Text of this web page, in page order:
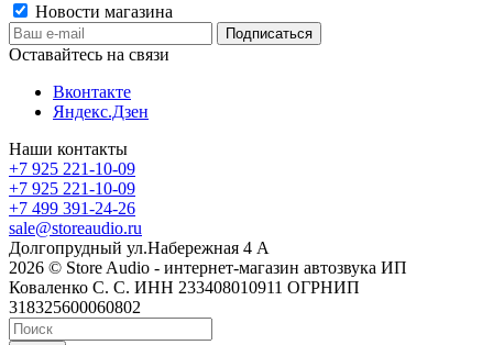
Новости магазина
Оставайтесь на связи
Вконтакте
Яндекс.Дзен
Наши контакты
+7 925 221-10-09
+7 925 221-10-09
+7 499 391-24-26
sale@storeaudio.ru
Долгопрудный ул.Набережная 4 А
2026 © Store Audio - интернет-магазин автозвука ИП
Коваленко С. С. ИНН 233408010911 ОГРНИП
318325600060802